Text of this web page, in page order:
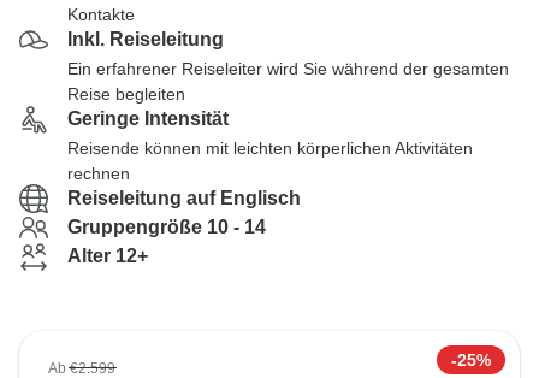
Kontakte
Inkl. Reiseleitung
Ein erfahrener Reiseleiter wird Sie während der gesamten
Reise begleiten
Geringe Intensität
Reisende können mit leichten körperlichen Aktivitäten
rechnen
Reiseleitung auf Englisch
Gruppengröße 10 - 14
Alter 12+
Ab€2.599 -25%